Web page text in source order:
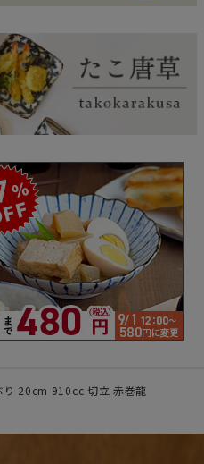
ーで探す
食器
素材で探す
- 磁器製
- 木製
- ガラス
- 樹脂製
り 20cm 910cc 切立 赤巻龍